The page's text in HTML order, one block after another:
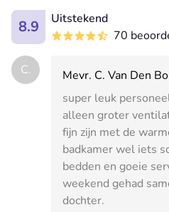
8.9
Uitstekend
70
C.
Mevr. C. Van Den
super leuk
alleen groter
fijn zijn met de
badkamer wel iets
bedden en goeie
weekend gehad
dochter.